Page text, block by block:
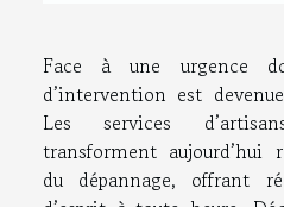
Face à une urgence
d’intervention est
Les services
transforment aujourd’hui
du dépannage, offrant